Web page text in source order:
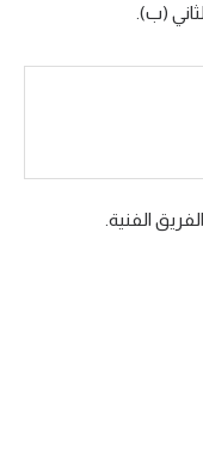
الفنية.